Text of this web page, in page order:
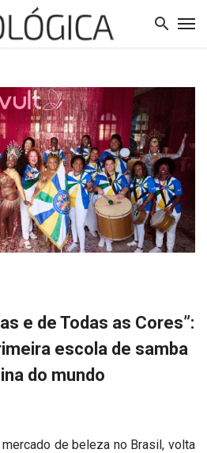
e de Todas as Cores”:
escola de samba
do mundo
de beleza no Brasil, volta